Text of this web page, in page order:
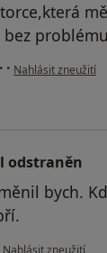
• • podle názoru
Nahlásit zneužití
odstraněn
bych.
podle názoru